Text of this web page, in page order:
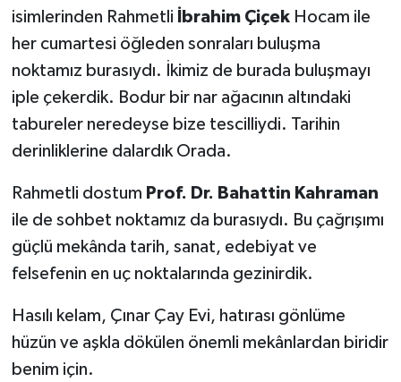
isimlerinden Rahmetli
İbrahim ÇiçekHocam ile
her cumartesi öğleden sonraları buluşma
noktamız burasıydı. İkimiz de burada buluşmayı
iple çekerdik. Bodur bir nar ağacının altındaki
tabureler neredeyse bize tescilliydi. Tarihin
derinliklerine dalardık Orada.
Rahmetli dostum Prof. Dr. Bahattin Kahraman
ile de sohbet noktamız da burasıydı. Bu çağrışımı
güçlü mekânda tarih, sanat, edebiyat ve
felsefenin en uç noktalarında gezinirdik.
Hasılı kelam, Çınar Çay Evi, hatırası gönlüme
hüzün ve aşkla dökülen önemli mekânlardan biridir
benim için.